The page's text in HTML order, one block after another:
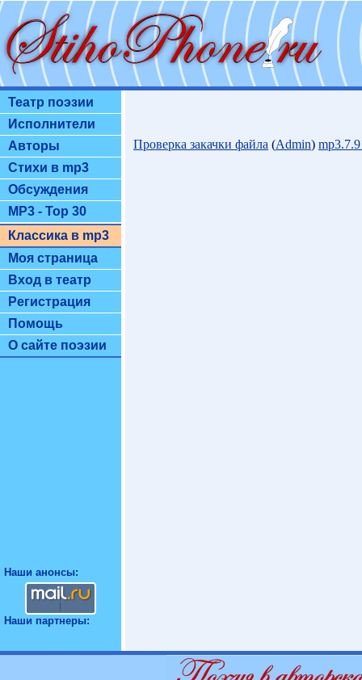
Театр поэзии
Исполнители
Авторы
Стихи в mp3
Обсуждения
MP3 - Top 30
Классика в mp3
Моя страница
Вход в театр
Регистрация
Помощь
О сайте поэзии
Наши анонсы:
Наши партнеры:
Проверка закачки файла (Admin)